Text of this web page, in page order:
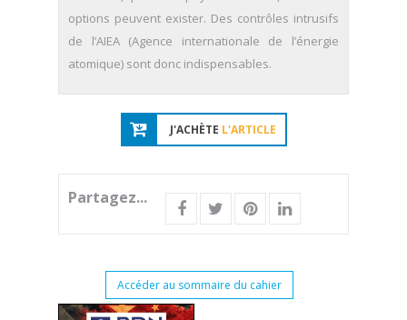
options peuvent exister. Des contrôles intrusifs
de l’AIEA (Agence internationale de l’énergie
atomique) sont donc indispensables.
J'ACHÈTE L'ARTICLE
Partagez...
Accéder au sommaire du cahier